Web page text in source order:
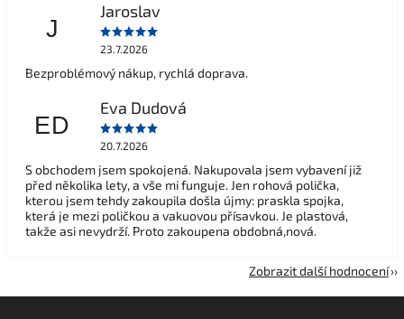
J
Jaroslav
23.7.2026
Bezproblémový nákup, rychlá doprava.
ED
Eva Dudová
20.7.2026
S obchodem jsem spokojená. Nakupovala jsem vybavení již
před několika lety, a vše mi funguje. Jen rohová polička,
kterou jsem tehdy zakoupila došla újmy: praskla spojka,
která je mezi poličkou a vakuovou přísavkou. Je plastová,
takže asi nevydrží. Proto zakoupena obdobná,nová.
Zobrazit další hodnocení